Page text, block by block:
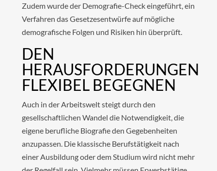
Zudem wurde der Demografie-Check eingeführt, ein
Verfahren das Gesetzesentwürfe auf mögliche
demografische Folgen und Risiken hin überprüft.
DEN
HERAUSFORDERUNGEN
FLEXIBEL BEGEGNEN
Auch in der Arbeitswelt steigt durch den
gesellschaftlichen Wandel die Notwendigkeit, die
eigene berufliche Biografie den Gegebenheiten
anzupassen. Die klassische Berufstätigkeit nach
einer Ausbildung oder dem Studium wird nicht mehr